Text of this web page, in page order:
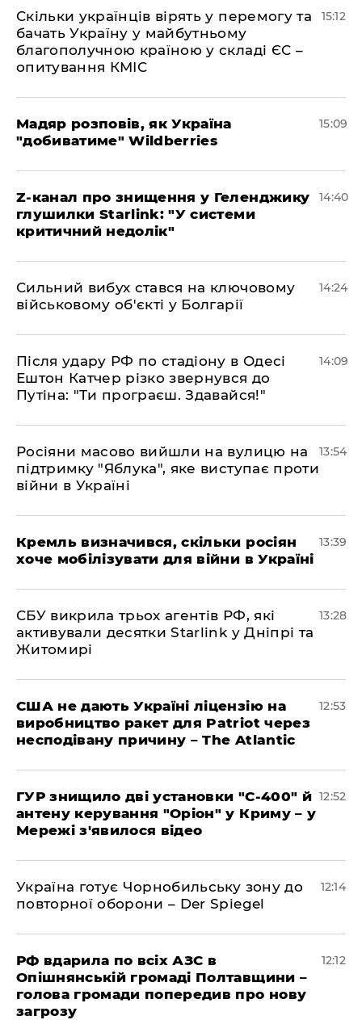
Скільки українців вірять у перемогу та
бачать Україну у майбутньому
благополучною країною у складі ЄС –
опитування КМІС
15:12
Мадяр розповів, як Україна
"добиватиме" Wildberries
15:09
Z-канал про знищення у Геленджику
глушилки Starlink: "У системи
критичний недолік"
14:40
Сильний вибух стався на ключовому
військовому об'єкті у Болгарії
14:24
Після удару РФ по стадіону в Одесі
Ештон Катчер різко звернувся до
Путіна: "Ти програєш. Здавайся!"
14:09
Росіяни масово вийшли на вулицю на
підтримку "Яблука", яке виступає проти
війни в Україні
13:54
Кремль визначився, скільки росіян
хоче мобілізувати для війни в Україні
13:39
СБУ викрила трьох агентів РФ, які
активували десятки Starlink у Дніпрі та
Житомирі
13:28
США не дають Україні ліцензію на
виробництво ракет для Patriot через
несподівану причину – The Atlantic
12:53
ГУР знищило дві установки "С-400" й
антену керування "Оріон" у Криму – у
Мережі з'явилося відео
12:52
Україна готує Чорнобильську зону до
повторної оборони – Der Spiegel
12:14
РФ вдарила по всіх АЗС в
Опішнянській громаді Полтавщини –
голова громади попередив про нову
загрозу
12:12